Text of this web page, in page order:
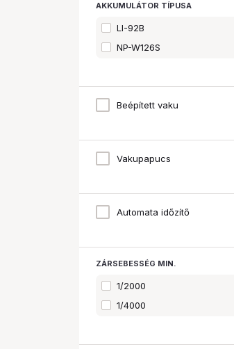
AKKUMULÁTOR TÍPUSA
LI-92B
NP-W126S
Beépített vaku
Vakupapucs
Automata időzítő
ZÁRSEBESSÉG MIN.
1/2000
1/4000